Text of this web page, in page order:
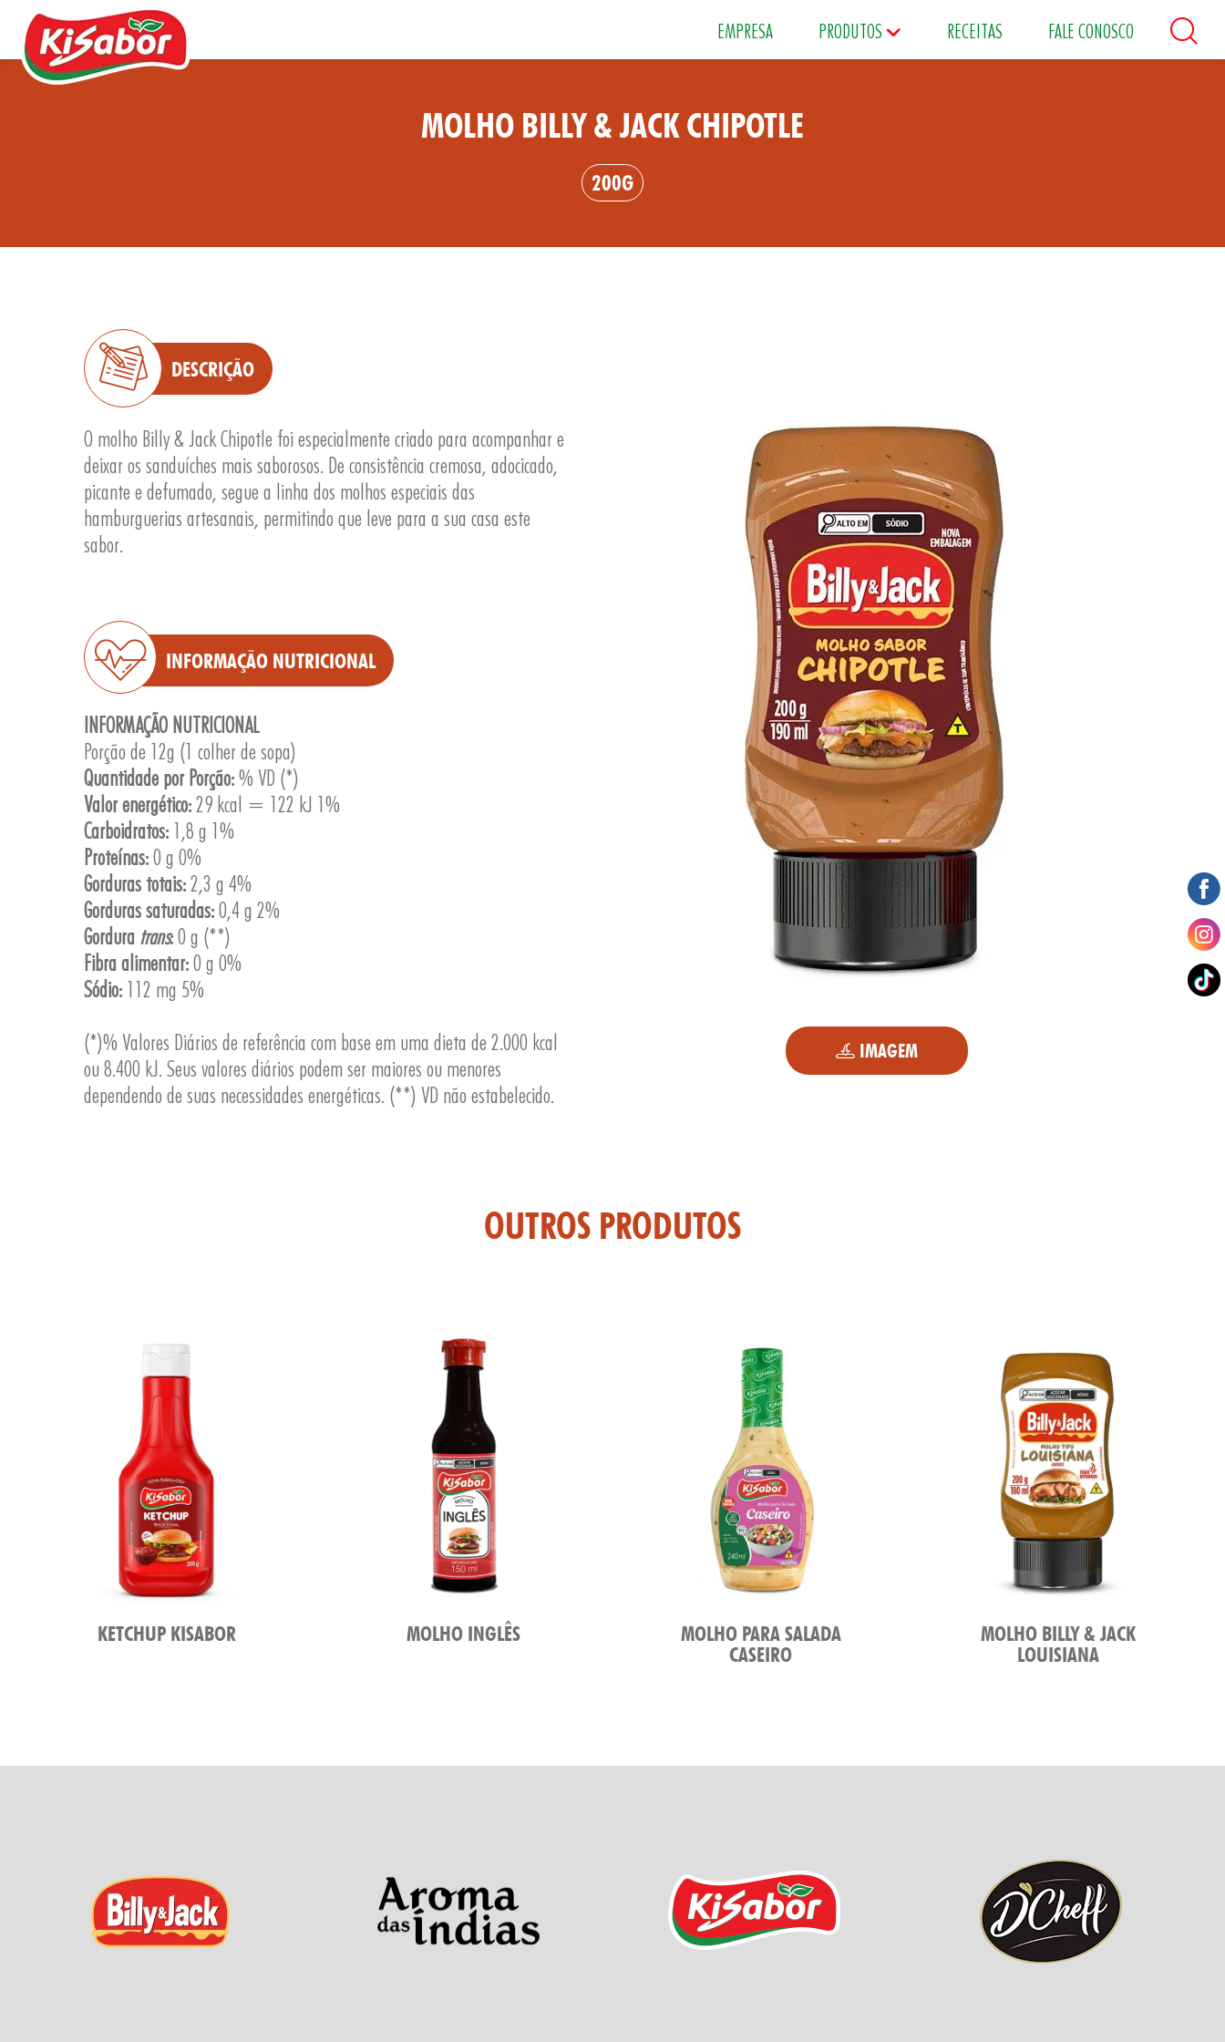
EMPRESA PRODUTOS
Especiarias
Molhos Pipocas
RECEITAS FALE CONOSCO
MOLHO BILLY & JACK CHIPOTLE
200G
DESCRIÇÃO
O molho Billy & Jack Chipotle foi especialmente criado para acompanhar e
deixar os sanduíches mais saborosos. De consistência cremosa, adocicado,
picante e defumado, segue a linha dos molhos especiais das
hamburguerias artesanais, permitindo que leve para a sua casa este
sabor.
INFORMAÇÃO NUTRICIONAL
INFORMAÇÃO NUTRICIONAL
Porção de 12g (1 colher de sopa)
Quantidade por Porção:% VD (*)
Valor energético:29 kcal = 122 kJ 1%
Carboidratos: 1,8 g 1%
Proteínas:0 g 0%
Gorduras totais:2,3 g 4%
Gorduras saturadas:0,4 g 2%
Gordura trans:0 g (**)
Fibra alimentar:0 g 0%
Sódio: 112 mg 5%
(*)% Valores Diários de referência com base em uma dieta de 2.000 kcal
ou 8.400 kJ. Seus valores diários podem ser maiores ou menores
dependendo de suas necessidades energéticas. (**) VD não estabelecido.
IMAGEM
OUTROS PRODUTOS
KETCHUP KISABOR MOLHO INGLÊS
MOLHO PARA SALADA
CASEIRO
MOLHO BILLY & JACK
LOUISIANA